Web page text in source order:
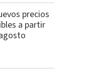
precios
a partir